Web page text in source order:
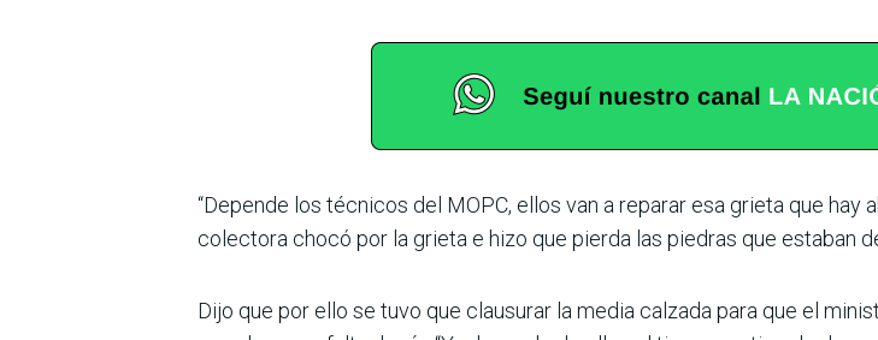
“Depende los técnicos del MOPC, ellos van a reparar esa grieta que hay
colectora chocó por la grieta e hizo que pierda las piedras que estaban
Dijo que por ello se tuvo que clausurar la media calzada para que el